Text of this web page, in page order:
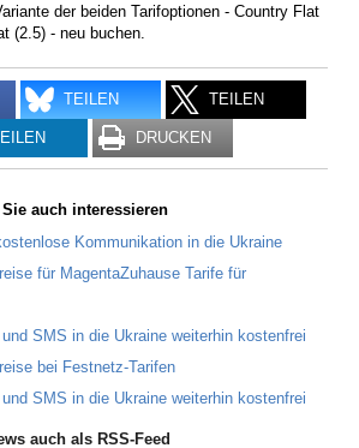
der beiden Tarifoptionen - Country Flat
(2.5) - neu buchen.
TEILEN TEILEN
DRUCKEN
auch interessieren
Kommunikation in die Ukraine
für MagentaZuhause Tarife für
SMS in die Ukraine weiterhin kostenfrei
bei Festnetz-Tarifen
SMS in die Ukraine weiterhin kostenfrei
auch als RSS-Feed